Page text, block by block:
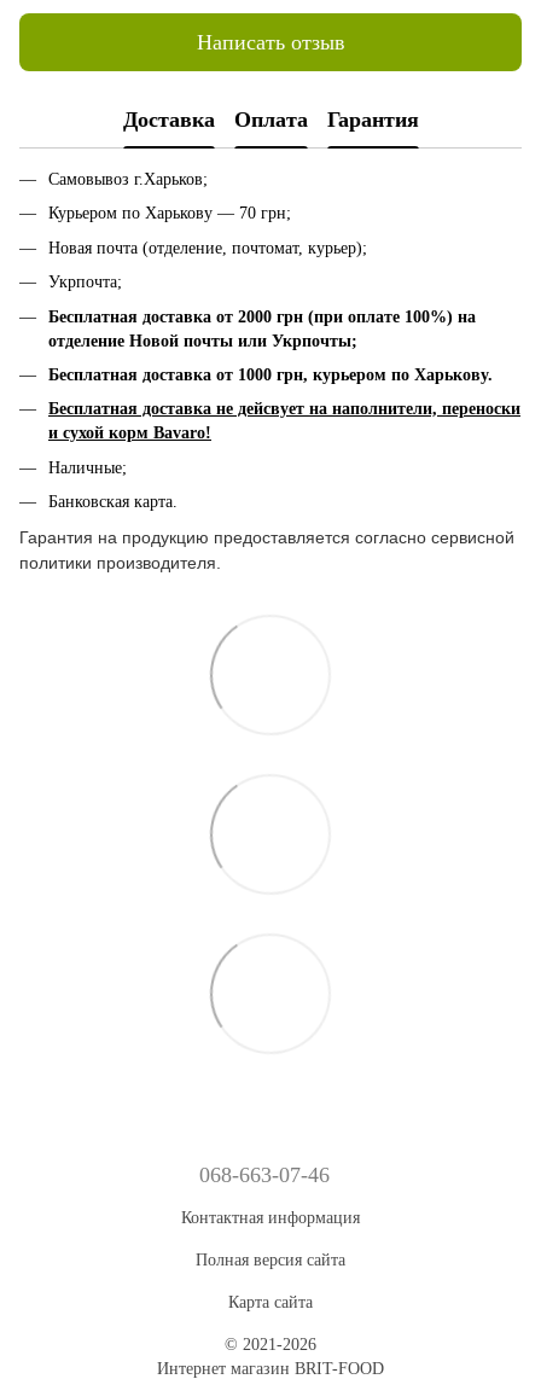
Написать отзыв
Доставка Оплата Гарантия
Самовывоз г.Харьков;
Курьером по Харькову — 70 грн;
Новая почта (отделение, почтомат, курьер);
Укрпочта;
Бесплатная доставка от 2000 грн (при оплате 100%) на
отделение Новой почты или Укрпочты;
Бесплатная доставка от 1000 грн, курьером по Харькову.
Бесплатная доставка не дейсвует на наполнители, переноски
и сухой корм Bavaro!
Наличные;
Банковская карта.
Гарантия на продукцию предоставляется согласно сервисной
политики производителя.
068-663-07-46
Контактная информация
Полная версия сайта
Карта сайта
© 2021-2026
Интернет магазин BRIT-FOOD